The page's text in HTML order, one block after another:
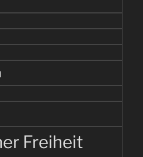
Freiheit